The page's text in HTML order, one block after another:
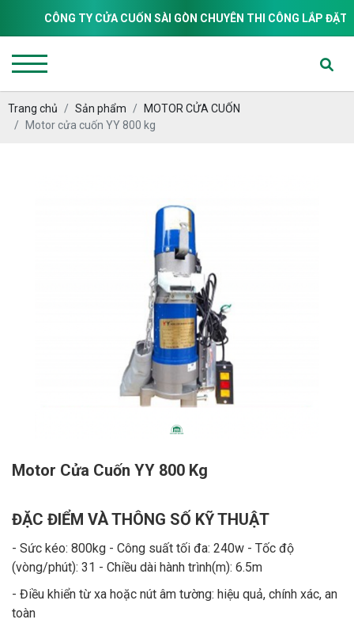
CÔNG TY CỬA CUỐN SÀI GÒN CHUYÊN THI CÔNG LẮP ĐẶT &
Trang chủ Sản phẩm
MOTOR CỬA CUỐN
Motor cửa cuốn YY 800 kg
Motor Cửa Cuốn YY 800 Kg
ĐẶC ĐIỂM VÀ THÔNG SỐ KỸ THUẬT
- Sức kéo: 800kg - Công suất tối đa: 240w - Tốc độ
(vòng/phút): 31 - Chiều dài hành trình(m): 6.5m
- Điều khiển từ xa hoặc nút âm tường: hiệu quả, chính xác, an
toàn